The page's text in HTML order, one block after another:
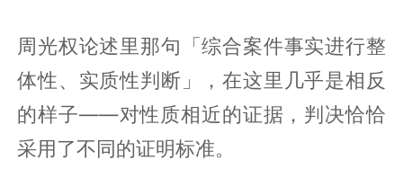
周光权论述里那句「综合案件事实进行整
体性、实质性判断」，在这里几乎是相反
的样子——对性质相近的证据，判决恰恰
采用了不同的证明标准。